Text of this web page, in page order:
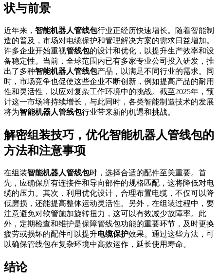
状与前景
近年来， 智能机器人管线包行业正经历快速增长。随着智能制
造的普及，市场对电缆保护和管理解决方案的需求日益增加。
许多企业开始重视管线包的设计和优化，以提升生产效率和设
备稳定性。当前，全球范围内已有多家专业公司投入研发，推
出了多种智能机器人管线包产品，以满足不同行业的需求。同
时，市场竞争也促使这些企业不断创新，例如提高产品的耐用
性和灵活性，以应对复杂工作环境中的挑战。截至2025年，预
计这一市场将持续增长，与此同时，各类智能制造技术的发展
将为智能机器人管线包行业带来新的机遇和挑战。
解密组装技巧，优化智能机器人管线包的
方法和注意事项
在组装智能机器人管线包时，选择合适的配件至关重要。首
先，应确保所有连接件和导向部件的规格匹配，这将降低对电
缆的压力。其次，利用优化设计，合理布置电缆，不仅可以降
低磨损，还能提高整体运动灵活性。另外，在组装过程中，要
注意避免对软管施加旋转扭力，这可以有效减少故障率。此
外，定期检查和维护是保障管线包功能的重要环节，及时更换
疲劳或损坏的配件可以提升电缆保护效果。通过这些方法，可
以确保管线包在复杂环境中高效运作，延长使用寿命。
结论